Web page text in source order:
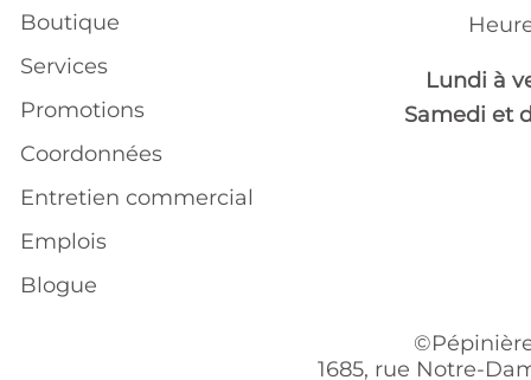
Boutique
Services
Promotions
Coordonnées
Entretien commercial
Emplois
Blogue
Lundi à
Samedi et
1685, rue Notre-